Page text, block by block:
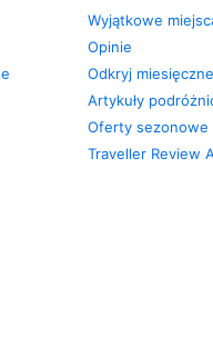
Wyjątkowe
Opinie
Odkryj
Artykuły
Oferty sezonowe
Traveller Review